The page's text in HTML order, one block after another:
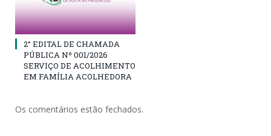
2° EDITAL DE CHAMADA
PÚBLICA Nº 001/2026
SERVIÇO DE ACOLHIMENTO
EM FAMÍLIA ACOLHEDORA
Os comentários estão fechados.